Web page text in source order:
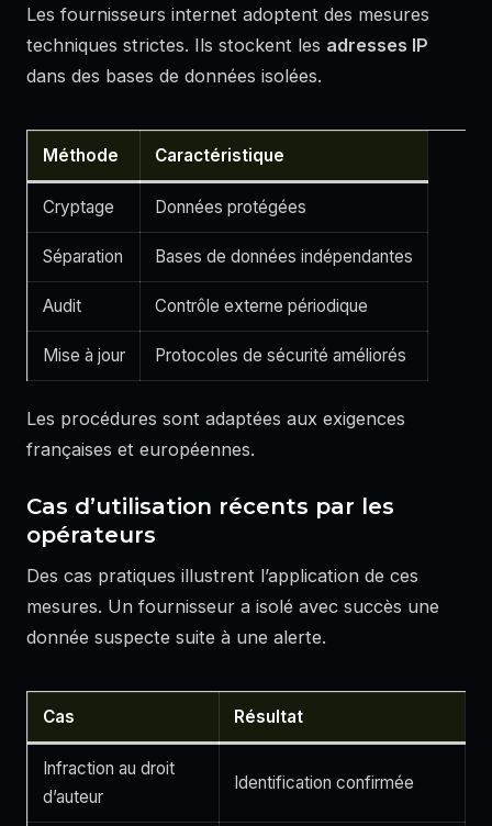
Les fournisseurs internet adoptent des mesures
techniques strictes. Ils stockent les adresses IP
dans des bases de données isolées.
Méthode Caractéristique
Cryptage Données protégées
Séparation Bases de données indépendantes
Audit Contrôle externe périodique
Mise à jour Protocoles de sécurité améliorés
Les procédures sont adaptées aux exigences
françaises et européennes.
Cas d’utilisation récents par les
opérateurs
Des cas pratiques illustrent l’application de ces
mesures. Un fournisseur a isolé avec succès une
donnée suspecte suite à une alerte.
Cas Résultat
Infraction au droit
d’auteur
Identification confirmée